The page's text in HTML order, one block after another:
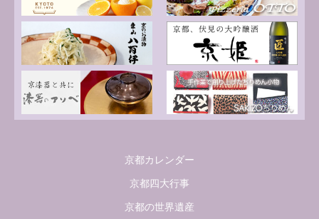
京都カレンダー
京都四大行事
京都の世界遺産